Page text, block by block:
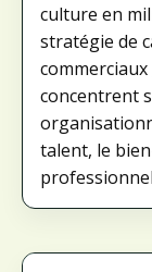
culture en
stratégie de
concentrent
talent, le